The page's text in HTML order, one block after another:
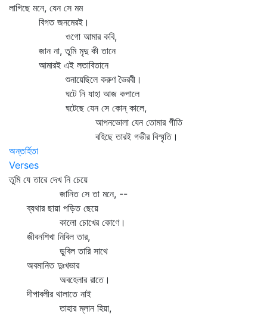
লাগিছে মনে, যেন সে মম
বিগত জনমেরই।
ওগো আমার কবি,
জান না, তুমি মৃদু কী তানে
আমারই এই লতাবিতানে
শুনায়েছিলে করুণ ভৈরবী।
ঘটে নি যাহা আজ কপালে
ঘটেছে যেন সে কোন্‌ কালে,
আপনভোলা যেন তোমার গীতি
বহিছে তারই গভীর বিস্মৃতি।
অন্তর্হিতা
Verses
তুমি যে তারে দেখ নি চেয়ে
জানিত সে তা মনে, --
ব্যথার ছায়া পড়িত ছেয়ে
কালো চোখের কোণে।
জীবনশিখা নিবিল তার,
ডুবিল তারি সাথে
অবমানিত দুঃখভার
অবহেলার রাতে।
দীপাবলীর থালাতে নাই
তাহার ম্লান হিয়া,